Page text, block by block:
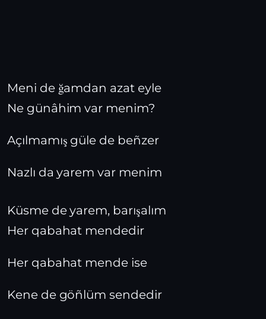
Meni de ğamdan azat eyle
Ne günâhim var menim?
Açılmamış güle de beñzer
Nazlı da yarem var menim
Küsme de yarem, barışalım
Her qabahat mendedir
Her qabahat mende ise
Kene de göñlüm sendedir